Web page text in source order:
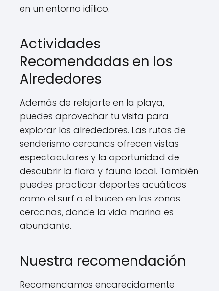
en un entorno idílico.
Actividades
Recomendadas en los
Alrededores
Además de relajarte en la playa,
puedes aprovechar tu visita para
explorar los alrededores. Las rutas de
senderismo cercanas ofrecen vistas
espectaculares y la oportunidad de
descubrir la flora y fauna local. También
puedes practicar deportes acuáticos
como el surf o el buceo en las zonas
cercanas, donde la vida marina es
abundante.
Nuestra recomendación
Recomendamos encarecidamente